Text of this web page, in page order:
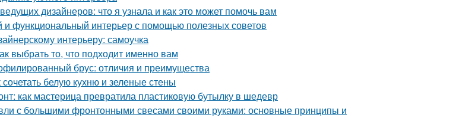
дизайнеров: что я узнала и как это может помочь вам
и функциональный интерьер с помощью полезных советов
интерьеру: самоучка
выбрать то, что подходит именно вам
брус: отличия и преимущества
белую кухню и зеленые стены
как мастерица превратила пластиковую бутылку в шедевр
с большими фронтонными свесами своими руками: основные принципы и